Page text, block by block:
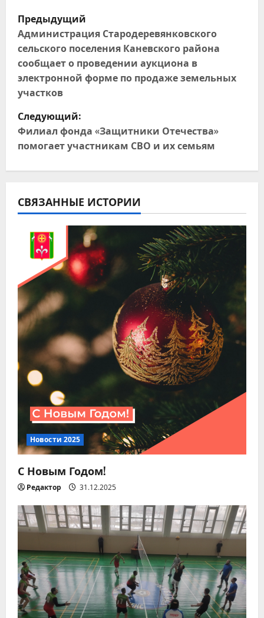
Н
а
в
и
г
а
я
з
а
п
и
с
я
м
Предыдущий
Администрация Стародеревянковского
сельского поселения Каневского района
сообщает о проведении аукциона в
электронной форме по продаже земельных
участков
Следующий:
Филиал фонда «Защитники Отечества»
помогает участникам СВО и их семьям
СВЯЗАННЫЕ ИСТОРИИ
Новости 2025
С Новым Годом!
Редактор 31.12.2025